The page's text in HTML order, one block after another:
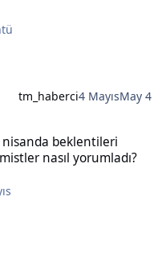
tm_haberci4 MayısMay 4
nisanda beklentileri
nasıl yorumladı?